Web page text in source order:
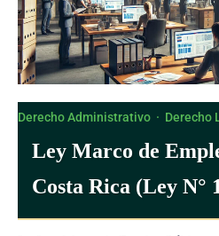
Derecho Administrativo · Derecho
Ley Marco de
Costa Rica (Ley N°